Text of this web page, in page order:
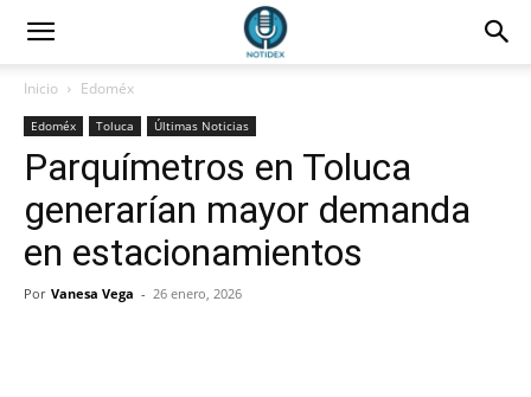
Inicio Edoméx
Edoméx Toluca Últimas Noticias
Parquímetros en Toluca
generarían mayor demanda
en estacionamientos
Por Vanesa Vega - 26 enero, 2026